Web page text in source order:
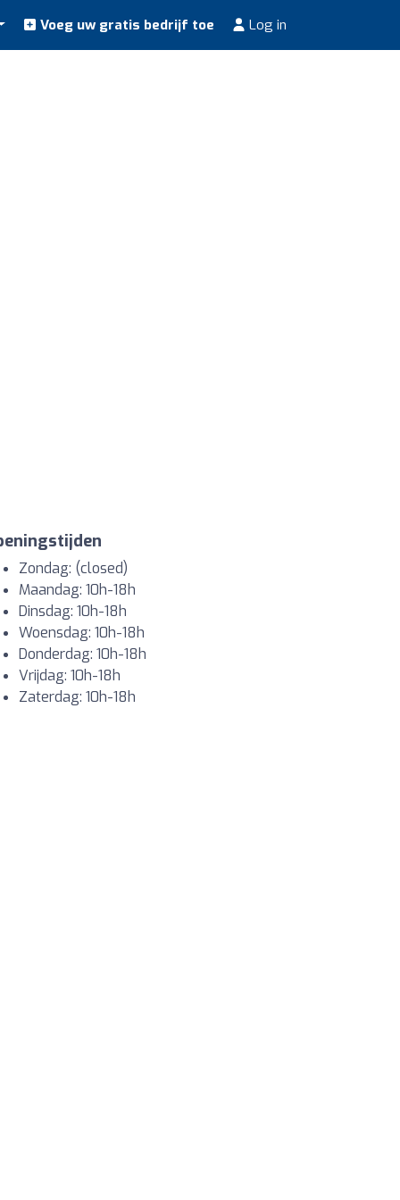
Voeg uw gratis bedrijf toe Log in
Zondag: (closed)
Maandag: 10h-18h
Dinsdag: 10h-18h
Woensdag: 10h-18h
Donderdag: 10h-18h
Vrijdag: 10h-18h
Zaterdag: 10h-18h